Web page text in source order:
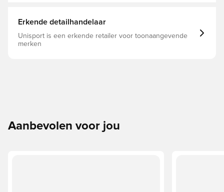
Erkende detailhandelaar
Unisport is een erkende retailer voor toonaangevende
merken
Aanbevolen voor jou